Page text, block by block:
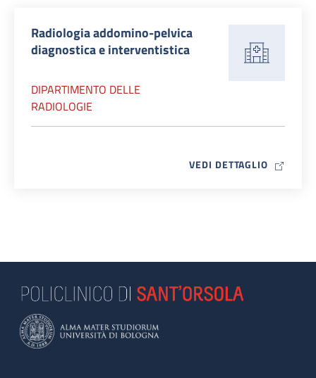
Radiologia addomino-pelvica
diagnostica e interventistica
DIPARTIMENTO DELLE
RADIOLOGIE
VEDI DETTAGLIO MAP ICON